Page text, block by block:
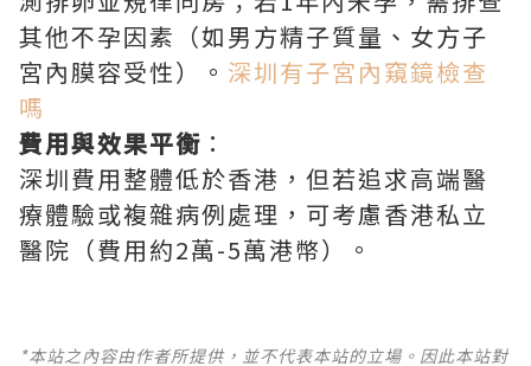
其他不孕因素（如男方精子質量、女方子
宮內膜容受性）。 深圳有子宮內窺鏡檢查
嗎
費用與效果平衡 ：
深圳費用整體低於香港，但若追求高端醫
療體驗或複雜病例處理，可考慮香港私立
醫院（費用約2萬-5萬港幣）。
*本站之內容由作者所提供，並不代表本站的立場。因此本站對